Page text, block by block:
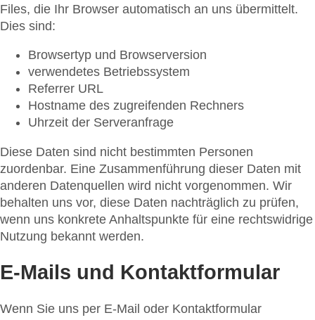
Files, die Ihr Browser automatisch an uns übermittelt.
Dies sind:
Browsertyp und Browserversion
verwendetes Betriebssystem
Referrer URL
Hostname des zugreifenden Rechners
Uhrzeit der Serveranfrage
Diese Daten sind nicht bestimmten Personen
zuordenbar. Eine Zusammenführung dieser Daten mit
anderen Datenquellen wird nicht vorgenommen. Wir
behalten uns vor, diese Daten nachträglich zu prüfen,
wenn uns konkrete Anhaltspunkte für eine rechtswidrige
Nutzung bekannt werden.
E-Mails und Kontaktformular
Wenn Sie uns per E-Mail oder Kontaktformular